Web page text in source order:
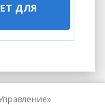
ДЛЯ